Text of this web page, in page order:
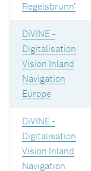
Regelsbrunn’
DiVINE -
Digitalisation
Vision Inland
Navigation
Europe
DiVINE -
Digitalisation
Vision Inland
Navigation